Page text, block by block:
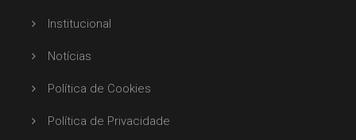
Institucional
Notícias
Política de Cookies
Política de Privacidade